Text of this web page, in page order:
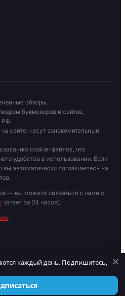
обзоры.
букмекеров и сайтов,
РФ.
сайте, несут ознакомительный
cookie-файлов, что
удобства в использовании. Если
автоматически соглашаетесь на
— вы можете связаться с нами с
: (ответ за 24 часов).
зависимости обратитесь к
лиц старше 18 лет.
каждый день. Подпишитесь,
×